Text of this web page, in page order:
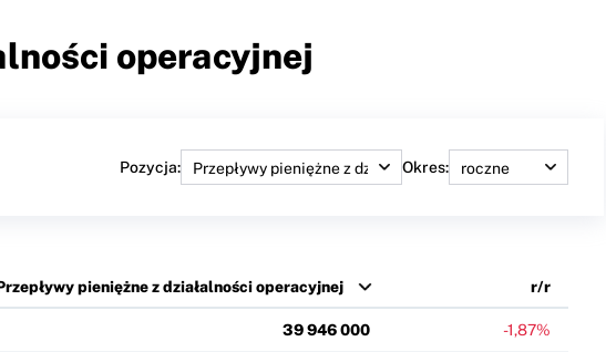
operacyjnej
Pozycja: Okres:
pieniężne z działalności operacyjnej r/r
39 946 000 -1,87%